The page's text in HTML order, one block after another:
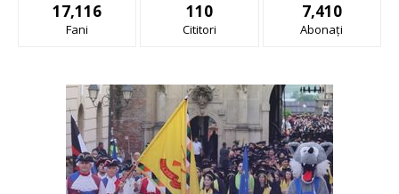
17,116
Fani
110
Cititori
7,410
Abonați